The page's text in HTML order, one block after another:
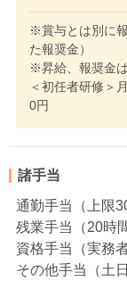
※賞与とは別に
た報奨金）
※昇給、報奨金
＜初任者研修＞
0円
諸手当
通勤手当（上限
残業手当（20時
資格手当（実務
その他手当（土